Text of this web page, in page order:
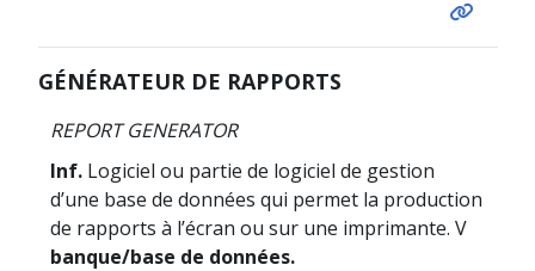
GÉNÉRATEUR DE RAPPORTS
REPORT GENERATOR
Inf.Logiciel ou partie de logiciel de gestion
d’une base de données qui permet la production
de rapports à l’écran ou sur une imprimante. V
banque/base de données.